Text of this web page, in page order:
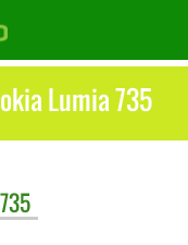
Lumia 735